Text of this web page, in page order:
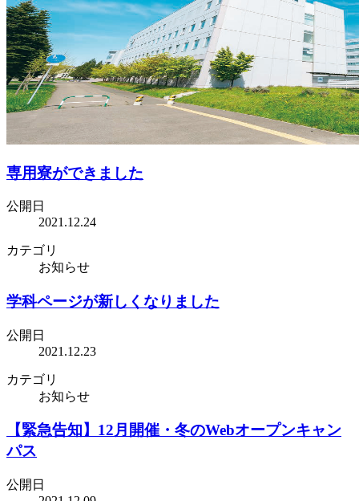
専用寮ができました
公開日
2021.12.24
カテゴリ
お知らせ
学科ページが新しくなりました
公開日
2021.12.23
カテゴリ
お知らせ
【緊急告知】12月開催・冬のWebオープンキャン
パス
公開日